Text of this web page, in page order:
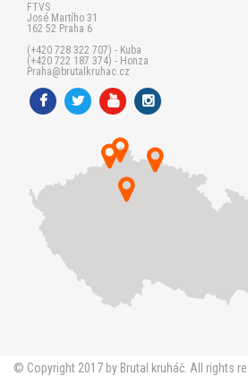
FTVS
José Martího 31
162 52 Praha 6
(+420 728 322 707) - Kuba
(+420 722 187 374) - Honza
Praha@brutalkruhac.cz
© Copyright 2017 by Brutal kruháč. All rights